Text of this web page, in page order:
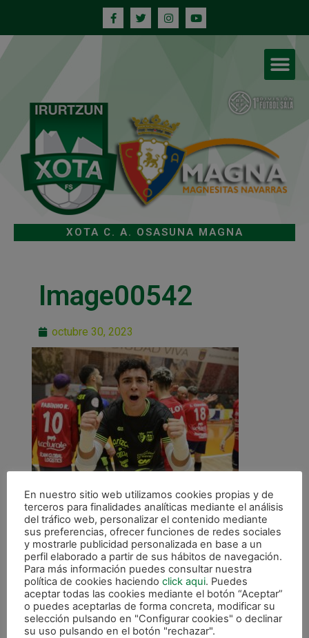
XOTA C. A. OSASUNA MAGNA
Image00542
octubre 30, 2023
ANTERIOR
CALENDARIO DE LIGA
En nuestro sitio web utilizamos cookies propias y de
terceros para finalidades analíticas mediante el análisis
del tráfico web, personalizar el contenido mediante
sus preferencias, ofrecer funciones de redes sociales
y mostrarle publicidad personalizada en base a un
perfil elaborado a partir de sus hábitos de navegación.
Para más información puedes consultar nuestra
política de cookies haciendo click aqui. Puedes
aceptar todas las cookies mediante el botón “Aceptar”
o puedes aceptarlas de forma concreta, modificar su
selección pulsando en "Configurar cookies" o declinar
su uso pulsando en el botón "rechazar".